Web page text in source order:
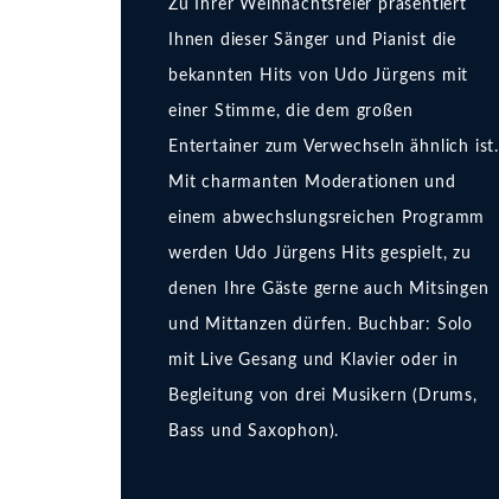
Zu Ihrer Weihnachtsfeier präsentiert
Ihnen dieser Sänger und Pianist die
bekannten Hits von Udo Jürgens mit
einer Stimme, die dem großen
Entertainer zum Verwechseln ähnlich ist.
Mit charmanten Moderationen und
einem abwechslungsreichen Programm
werden Udo Jürgens Hits gespielt, zu
denen Ihre Gäste gerne auch Mitsingen
und Mittanzen dürfen. Buchbar: Solo
mit Live Gesang und Klavier oder in
Begleitung von drei Musikern (Drums,
Bass und Saxophon).